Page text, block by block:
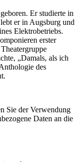
Er studierte in
er in Augsburg und
Elektrobetriebs.
erster
„Damals, als ich
des
Sie der Verwendung
Daten an die